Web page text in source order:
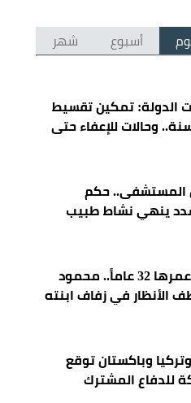
أسبوع شهر
الدولة: تمكين تقسيط
25 سنة.. وحالات للإعفاء حتى
المستشفى.. حكم
ينهي نشاط طبيب
أعاد رقصة عمرها 32 عاماً.. محمود
الأنظار في زفاف ابنته
وباكستان توقع
للدفاع المشترك